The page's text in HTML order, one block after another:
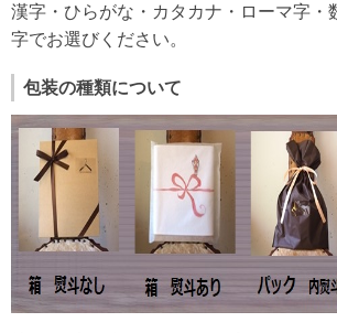
漢字・ひらがな・カタカナ・ローマ字・
字でお選びください。
包装の種類について